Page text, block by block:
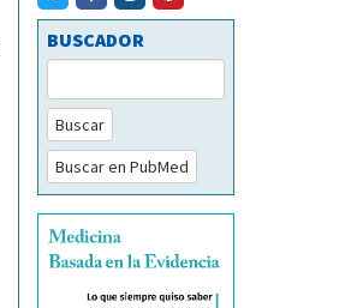
BUSCADOR
Buscar
Buscar en PubMed